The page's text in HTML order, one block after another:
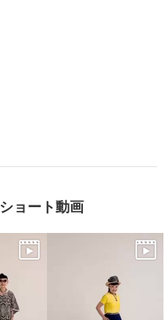
ョート動画